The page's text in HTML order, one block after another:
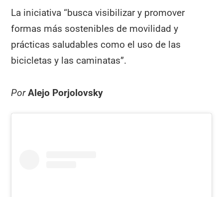
La iniciativa “busca visibilizar y promover
formas más sostenibles de movilidad y
prácticas saludables como el uso de las
bicicletas y las caminatas”.
Por Alejo Porjolovsky